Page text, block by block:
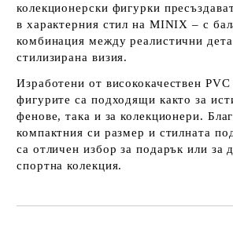
колекционерски фигурки
в характерния стил на MINIX – с
комбинация между реалистични
стилизирана визия.
Изработени от висококачествен
фигурите са подходящи както за
фенове, така и за колекционери.
компактния си размер и стилната
са отличен избор за подарък или за
спортна колекция.